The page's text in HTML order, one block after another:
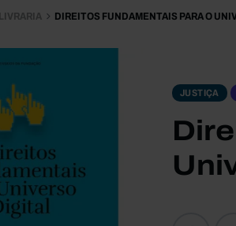
LIVRARIA DIREITOS FUNDAMENTAIS PARA O
JUSTIÇA